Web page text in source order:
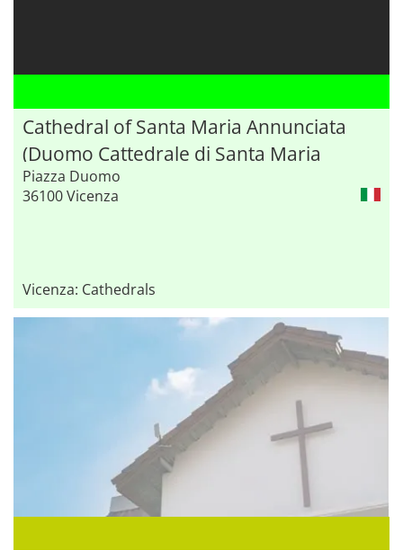
Cathedral of Santa Maria Annunciata
(Duomo Cattedrale di Santa Maria
Annunciata)
Piazza Duomo
36100 Vicenza
Vicenza: Cathedrals